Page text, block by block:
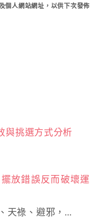
個人網站網址，以供下次發佈
與挑選方式分析
放錯誤反而破壞運
天祿、避邪，…